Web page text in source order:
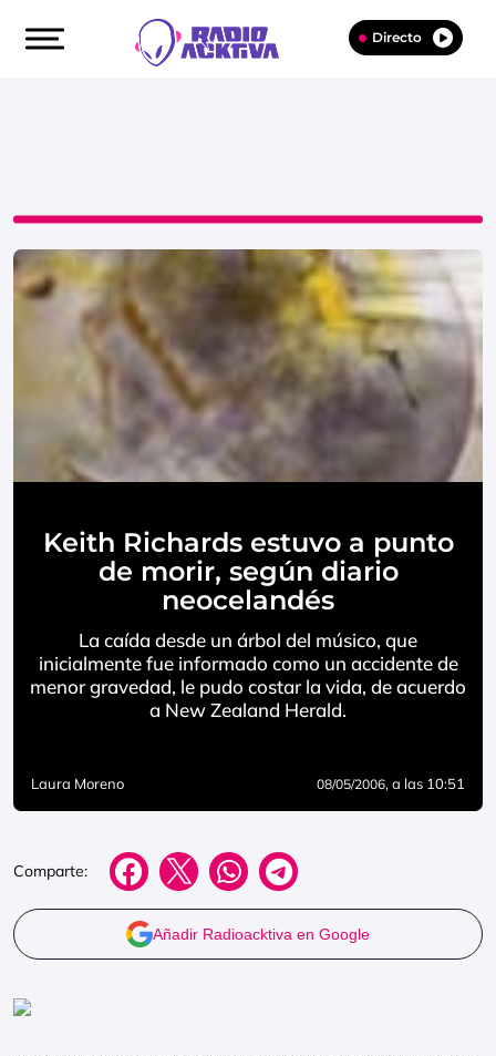
Directo
Keith Richards estuvo a punto
de morir, según diario
neocelandés
La caída desde un árbol del músico, que
inicialmente fue informado como un accidente de
menor gravedad, le pudo costar la vida, de acuerdo
a New Zealand Herald.
Laura Moreno 08/05/2006, a las 10:51
Comparte:
Añadir Radioacktiva en Google